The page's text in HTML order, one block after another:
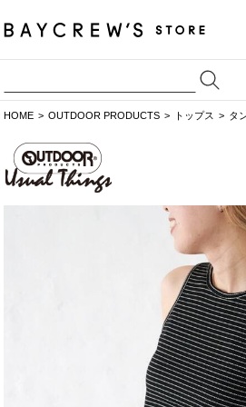
HOME OUTDOOR PRODUCTS トップス タ